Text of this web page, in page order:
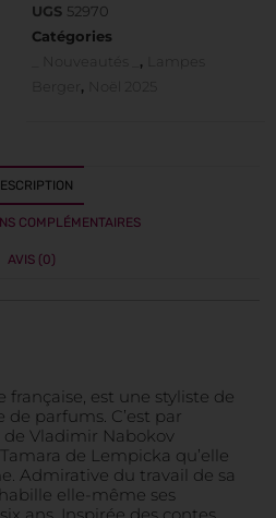
UGS 52970
Catégories
_ Nouveautés _ ,
Lampes
,
COMPLÉMENTAIRES
AVIS (0)
française, est une styliste de
parfums. C’est par
Vladimir Nabokov
de Lempicka qu’elle
Admirative du travail de sa
elle-même ses